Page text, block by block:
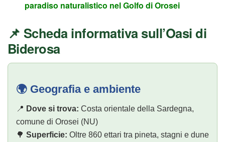
paradiso naturalistico nel Golfo di Orosei
📌 Scheda informativa sull’Oasi di
Biderosa
🌍 Geografia e ambiente
📍 Dove si trova: Costa orientale della Sardegna,
comune di Orosei (NU)
🌳 Superficie: Oltre 860 ettari tra pineta, stagni e dune